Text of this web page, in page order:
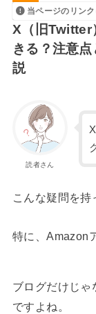
当ページのリン
X（旧Twitter
きる？注意
説
読者さん
こんな疑問を持
特に、Amazon
ブログだけじ
ですよね。